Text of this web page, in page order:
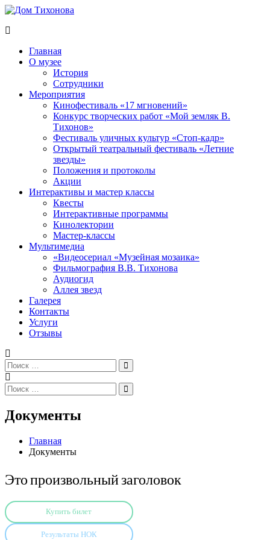
Перейти
содержимому
ТихоноваГлавная
О музее
История
Сотрудники
Мероприятия
Кинофестиваль «17 мгновений»
Конкурс творческих работ «Мой земляк В.
Тихонов»
Фестиваль уличных культур «Стоп-кадр»
Открытый театральный фестиваль «Летние
звезды»
Положения и протоколы
Акции
Интерактивы и мастер классы
Квесты
Интерактивные программы
Кинолектории
Мастер-классы
Мультимедиа
«Видеосериал «Музейная мозаика»
Фильмография В.В. Тихонова
Аудиогид
Аллея звезд
Галерея
Контакты
Услуги
Отзывы
Искать: Поиск
Искать: Поиск
Документы
Главная
Документы
Это произвольный заголовок
Купить билет
Результаты НОК